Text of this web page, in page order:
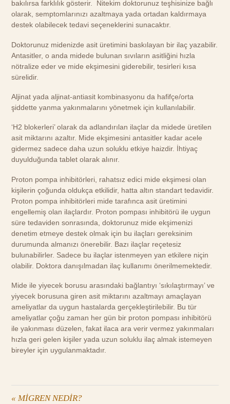
bakılırsa farklılık gösterir. Nitekim doktorunuz teşhisinize bağlı
olarak, semptomlarınızı azaltmaya yada ortadan kaldırmaya
destek olabilecek tedavi seçeneklerini sunacaktır.
Doktorunuz midenizde asit üretimini baskılayan bir ilaç yazabilir.
Antasitler, o anda midede bulunan sıvıların asitliğini hızla
nötralize eder ve mide ekşimesini giderebilir, tesirleri kısa
sürelidir.
Aljinat yada aljinat-antiasit kombinasyonu da hafifçe/orta
şiddette yanma yakınmalarını yönetmek için kullanılabilir.
‘H2 blokerleri’ olarak da adlandırılan ilaçlar da midede üretilen
asit miktarını azaltır. Mide ekşimesini antasitler kadar acele
gidermez sadece daha uzun soluklu etkiye haizdir. İhtiyaç
duyulduğunda tablet olarak alınır.
Proton pompa inhibitörleri, rahatsız edici mide ekşimesi olan
kişilerin çoğunda oldukça etkilidir, hatta altın standart tedavidir.
Proton pompa inhibitörleri mide tarafınca asit üretimini
engellemiş olan ilaçlardır. Proton pompası inhibitörü ile uygun
süre tedaviden sonrasında, doktorunuz mide ekşimenizi
denetim etmeye destek olmak için bu ilaçları gereksinim
durumunda almanızı önerebilir. Bazı ilaçlar reçetesiz
bulunabilirler. Sadece bu ilaçlar istenmeyen yan etkilere niçin
olabilir. Doktora danışılmadan ilaç kullanımı önerilmemektedir.
Mide ile yiyecek borusu arasındaki bağlantıyı ‘sıkılaştırmayı’ ve
yiyecek borusuna giren asit miktarını azaltmayı amaçlayan
ameliyatlar da uygun hastalarda gerçekleştirilebilir. Bu tür
ameliyatlar çoğu zaman her gün bir proton pompası inhibitörü
ile yakınması düzelen, fakat ilaca ara verir vermez yakınmaları
hızla geri gelen kişiler yada uzun soluklu ilaç almak istemeyen
bireyler için uygulanmaktadır.
« MİGREN NEDİR?